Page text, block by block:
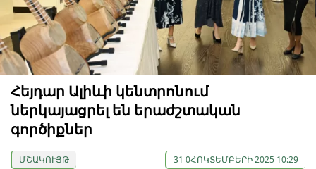
Հեյդար Ալիևի կենտրոնում
ներկայացրել են երաժշտական
գործիքներ
ՄՇԱԿՈՒՅԹ 31 0ՀՈԿՏԵՄԲԵՐԻ 2025 10:29